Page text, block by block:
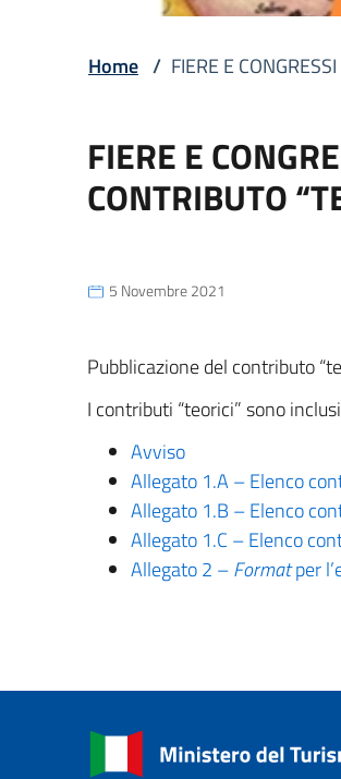
Home / FIERE E
FIERE E
CONTRIBUTO
5 Novembre 2021
Pubblicazione del contributo
I contributi “teorici” sono
Avviso
Allegato 1.A – Elenco
Allegato 1.B – Elenco
Allegato 1.C – Elenco
Allegato 2 –Formatper